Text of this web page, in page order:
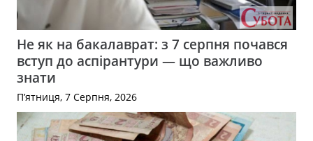
Не як на бакалаврат: з 7 серпня почався
вступ до аспірантури — що важливо
знати
П’ятниця, 7 Серпня, 2026